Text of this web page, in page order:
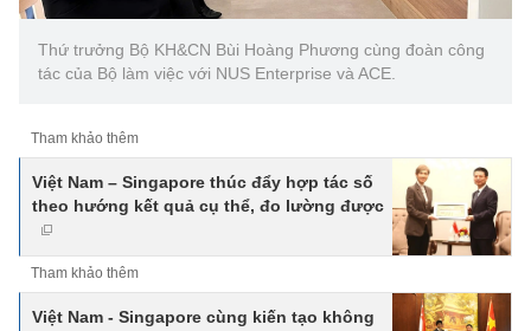
Thứ trưởng Bộ KH&CN Bùi Hoàng Phương cùng đoàn công
tác của Bộ làm việc với NUS Enterprise và ACE.
Tham khảo thêm
Việt Nam – Singapore thúc đẩy hợp tác số
theo hướng kết quả cụ thể, đo lường được
Tham khảo thêm
Việt Nam - Singapore cùng kiến tạo không